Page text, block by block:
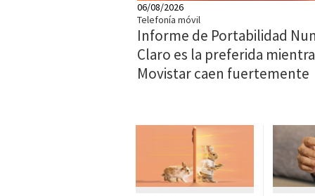
06/08/2026
Telefonía móvil
Informe de Portabilidad
Claro es la preferida
Movistar caen fuertemente